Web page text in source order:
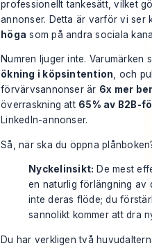
professionellt tankesätt, vilket
annonser. Detta är varför vi
höga som på andra sociala
Numren ljuger inte.
ökning i köpsintention, och
förvärvsannonser är 6x mer
överraskning att 65% av B2B-
LinkedIn-annonser.
Så, när ska du öppna
Nyckelinsikt: De mest
en naturlig förlängning av
inte deras flöde; du
sannolikt kommer att dra
Du har verkligen två